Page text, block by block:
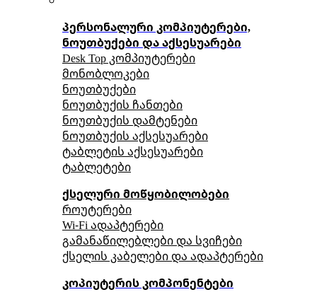
პერსონალური კომპიუტერები,
ნოუთბუქები და აქსესუარები
Desk Top კომპიუტერები
მონობლოკები
ნოუთბუქები
ნოუთბუქის ჩანთები
ნოუთბუქის დამტენები
ნოუთბუქის აქსესუარები
ტაბლეტის აქსესუარები
ტაბლეტები
ქსელური მოწყობილობები
როუტერები
Wi-Fi ადაპტერები
გამანაწილებლები და სვიჩები
ქსელის კაბელები და ადაპტერები
კოპიუტერის კომპონენტები